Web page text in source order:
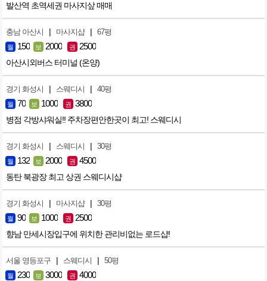
발산역 초역세권 마사지샆 매매
충남 아산시 | 마사지샵 | 67평
월 150 보 2000 권 2500
아산시외버스 터미널 (온양)
경기 화성시 | 스웨디시 | 40평
월 70 보 1000 권 3800
병점 각방샤워실!! 주차장편안한곳이 최고! 스웨디시
경기 화성시 | 스웨디시 | 30평
월 132 보 2000 권 4500
동탄 북광장 최고 상권 스웨디시샵
경기 화성시 | 마사지샵 | 30평
월 90 보 1000 권 2500
향남 만세시장입구에 위치한 관리비없는 로드샵!
서울 영등포구 | 스웨디시 | 50평
월 230 보 3000 권 4000